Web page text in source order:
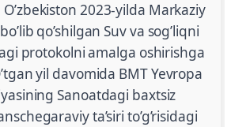
2023-yilda Markaziy
qo’shilgan Suv va sog’liqni
protokolni amalga oshirishga
yil davomida BMT Yevropa
Sanoatdagi baxtsiz
ta’siri to’g’risidagi